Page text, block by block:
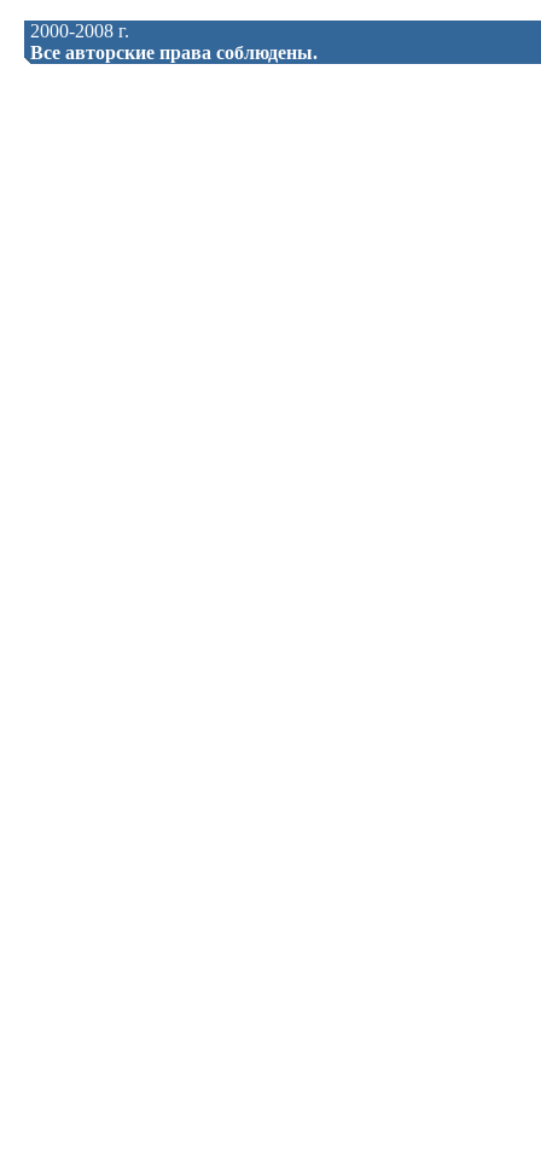
2000-2008 г.
Все авторские права соблюдены.